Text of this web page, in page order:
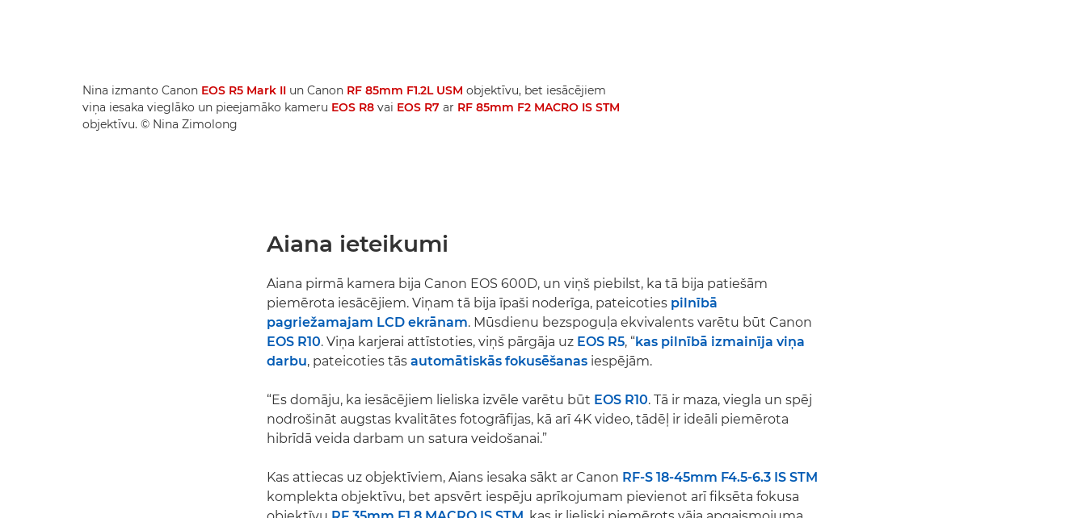
Nina izmanto Canon EOS R5 Mark II un Canon RF 85mm F1.2L USM objektīvu, bet iesācējiem
viņa iesaka vieglāko un pieejamāko kameru EOS R8 vai EOS R7 ar RF 85mm F2 MACRO IS STM
objektīvu. © Nina Zimolong
Aiana ieteikumi
Aiana pirmā kamera bija Canon EOS 600D, un viņš piebilst, ka tā bija patiešām
piemērota iesācējiem. Viņam tā bija īpaši noderīga, pateicoties pilnībā
pagriežamajam LCD ekrānam. Mūsdienu bezspoguļa ekvivalents varētu būt Canon
EOS R10. Viņa karjerai attīstoties, viņš pārgāja uz EOS R5, “ kas pilnībā izmainīja viņa
darbu, pateicoties tās automātiskās fokusēšanas iespējām.
“Es domāju, ka iesācējiem lieliska izvēle varētu būt EOS R10. Tā ir maza, viegla un spēj
nodrošināt augstas kvalitātes fotogrāfijas, kā arī 4K video, tādēļ ir ideāli piemērota
hibrīdā veida darbam un satura veidošanai.”
Kas attiecas uz objektīviem, Aians iesaka sākt ar Canon RF-S 18-45mm F4.5-6.3 IS STM
komplekta objektīvu, bet apsvērt iespēju aprīkojumam pievienot arī fiksēta fokusa